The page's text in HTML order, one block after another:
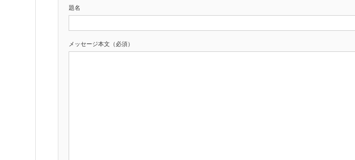
題名
メッセージ本文（必須）